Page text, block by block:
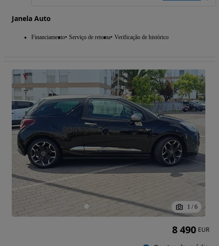
Janela Auto
Financiamento Serviço de retoma Verificação de histórico
1 / 6
8 490 EUR